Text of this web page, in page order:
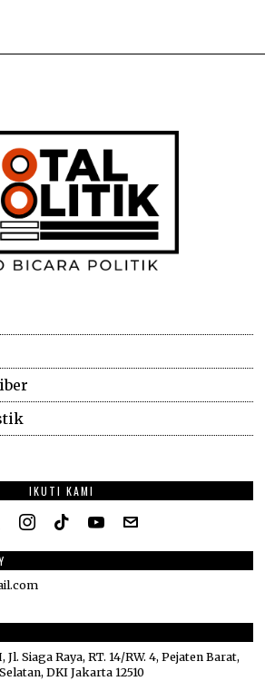
IKUTI KAMI
Siaga Raya, RT. 14/RW. 4, Pejaten Barat,
DKI Jakarta 12510